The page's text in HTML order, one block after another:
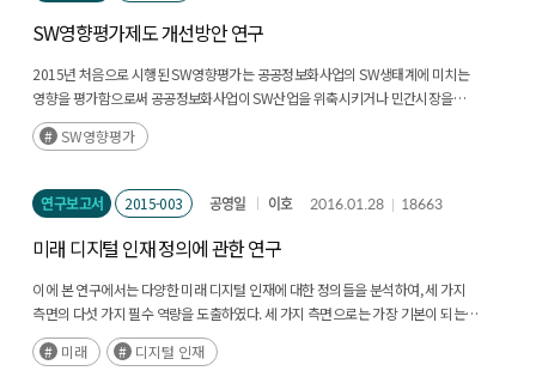
SW영향평가제도 개선방안 연구
2015년 처음으로 시행된 SW영향평가는 공공정보화사업의 SW생태계에 미치는
영향을 평가함으로써 공공정보화사업이 SW산업을 위축시키거나 민간시장을
침해하지 않도록 방지하는 제도임
SW영향평가
연구보고서 2015-003 공영일 이호 2016.01.28 18663
미래 디지털 인재 정의에 관한 연구
이에 본 연구에서는 다양한 미래 디지털 인재에 대한 정의들을 분석하여, 세 가지
측면의 다섯 가지 필수 역량을 도출하였다. 세 가지 측면으로는 가장 기본이 되는
측면인 사고방식(Ways of Thinking), 업무를 수행하는 방식(Ways of Working) 및
업무를 수행하기 위해 필수적으로 갖추어야하는 업무 수단 (Tools for Working)으로
미래 디지털 인재